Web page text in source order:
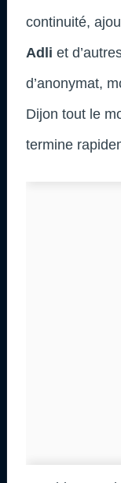
continuité,
Adli et
d’anonymat,
Dijon tout le
termine